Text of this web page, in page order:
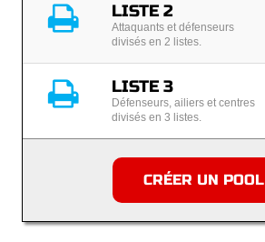
LISTE 2
Attaquants et défenseurs
divisés en 2 listes.
LISTE 3
Défenseurs, ailiers et centres
divisés en 3 listes.
CRÉER UN POOL